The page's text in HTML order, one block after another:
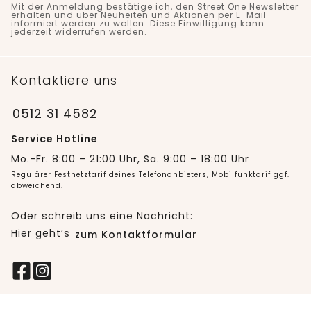
Mit der Anmeldung bestätige ich, den Street One Newsletter
erhalten und über Neuheiten und Aktionen per E-Mail
informiert werden zu wollen. Diese Einwilligung kann
jederzeit widerrufen werden.
Kontaktiere uns
0512 31 4582
Service Hotline
Mo.-Fr. 8:00 – 21:00 Uhr, Sa. 9:00 – 18:00 Uhr
Regulärer Festnetztarif deines Telefonanbieters, Mobilfunktarif ggf.
abweichend.
Oder schreib uns eine Nachricht:
Hier geht’s zum Kontaktformular